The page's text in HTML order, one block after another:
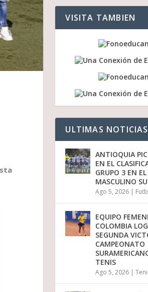
VISITA TAMBIEN
ULTIMAS NOTICIAS
ANTIOQUIA
EN EL
GRUPO 3 EN
MASCULINO
Ago 5, 2026 |
EQUIPO
COLOMBIA
SEGUNDA
CAMPEONATO
TENIS
Ago 5, 2026 |